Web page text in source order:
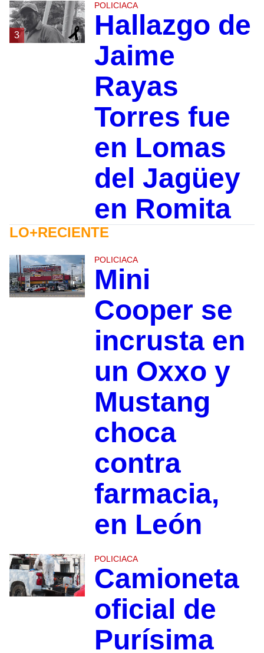
3
POLICIACA
Hallazgo de
Jaime
Rayas
Torres fue
en Lomas
del Jagüey
en Romita
LO+RECIENTE
POLICIACA
Mini
Cooper se
incrusta en
un Oxxo y
Mustang
choca
contra
farmacia,
en León
POLICIACA
Camioneta
oficial de
Purísima